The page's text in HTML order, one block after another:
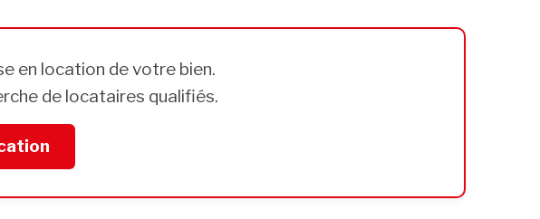
en location de votre bien.
de locataires qualifiés.